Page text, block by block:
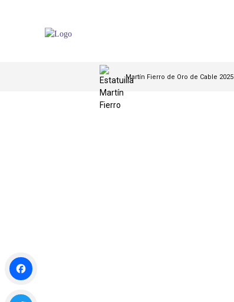
Martín Fierro de Oro de Cable 2025
Facebook